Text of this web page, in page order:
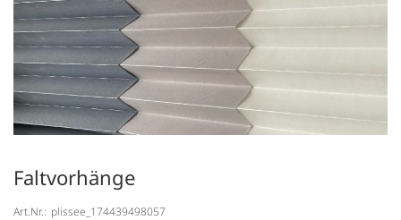
Faltvorhänge
Art.Nr.: plissee_174439498057